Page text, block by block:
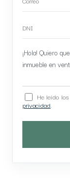
He leído los
privacidad